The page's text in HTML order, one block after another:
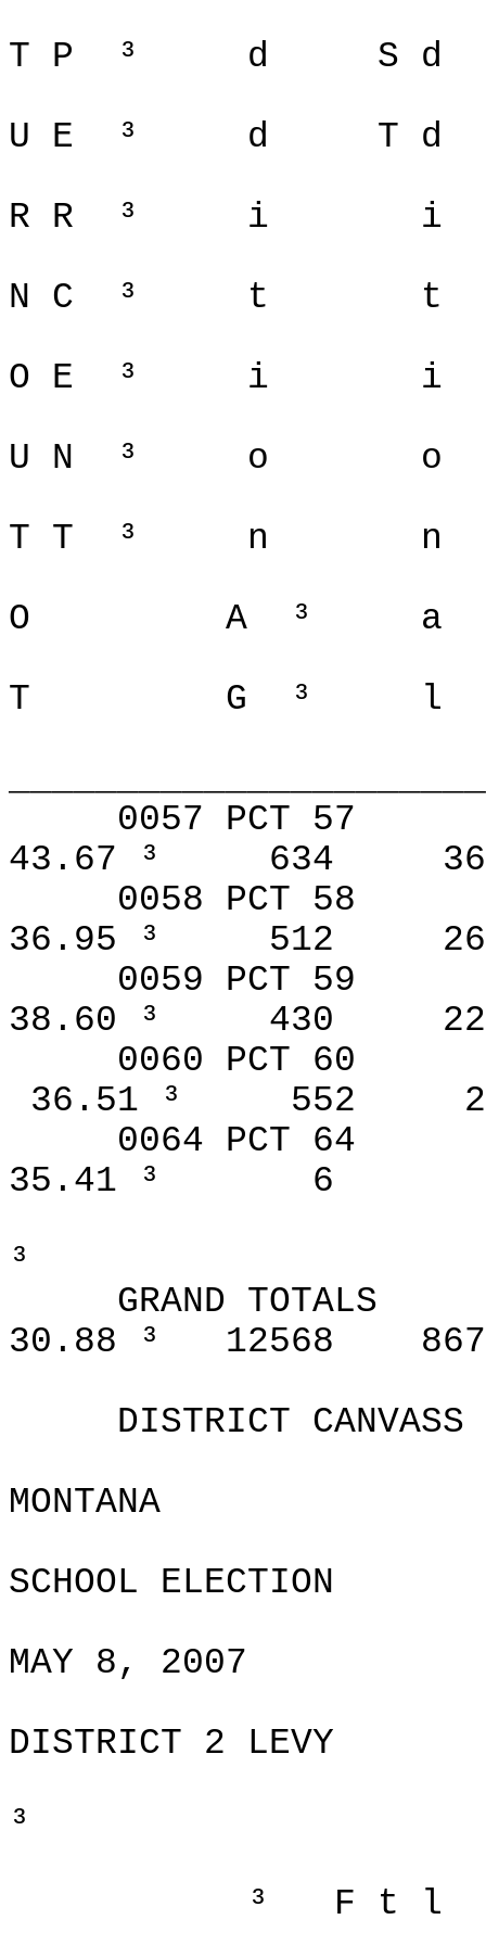
T P
³ d
S d
U E
³ d
T d
R R
³ i
i
N C
³ t
t
O E
³ i
i
U N
³ o
o
T T
³ n
n
O
A ³
a
T
G ³
l
0057 PCT 57
43.67 ³
634
0058 PCT 58
36.95 ³
512
0059 PCT 59
38.60 ³
430
0060 PCT 60
36.51 ³
552
0064 PCT 64
35.41 ³
6
³
GRAND TOTALS
30.88 ³
12568
DISTRICT CANVASS
MONTANA
SCHOOL ELECTION
MAY 8, 2007
DISTRICT 2 LEVY
³
³
F t l